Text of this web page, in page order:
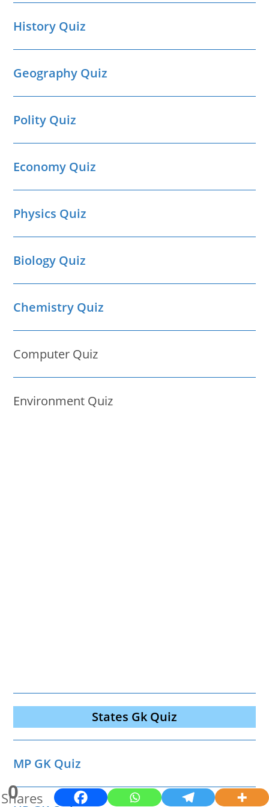
0
Shares
History Quiz
Geography Quiz
Polity Quiz
Economy Quiz
Physics Quiz
Biology Quiz
Chemistry Quiz
Computer Quiz
Environment Quiz
States Gk Quiz
MP GK Quiz